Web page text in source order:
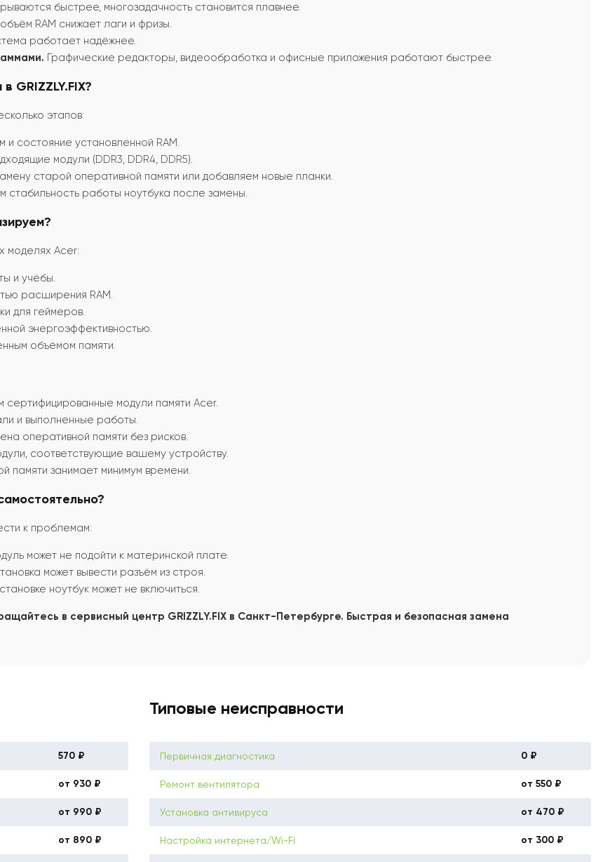
быстрее, многозадачность становится плавнее.
RAM снижает лаги и фризы.
работает надёжнее.
Графические редакторы, видеообработка и офисные приложения работают быстрее.
GRIZZLY.FIX?
этапов:
состояние установленной RAM.
модули (DDR3, DDR4, DDR5).
старой оперативной памяти или добавляем новые планки.
стабильность работы ноутбука после замены.
моделях Acer:
и учёбы.
расширения RAM.
для геймеров.
энергоэффективностью.
объёмом памяти.
сертифицированные модули памяти Acer.
и выполненные работы.
оперативной памяти без рисков.
соответствующие вашему устройству.
памяти занимает минимум времени.
к проблемам:
может не подойти к материнской плате.
может вывести разъём из строя.
ноутбук может не включиться.
в сервисный центр GRIZZLY.FIX в Санкт-Петербурге. Быстрая и безопасная замена
570 ₽
от 930 ₽
от 990 ₽
от 890 ₽
Типовые неисправности
Первичная диагностика 0 ₽
Ремонт вентилятора от 550 ₽
Установка антивируса от 470 ₽
Настройка интернета/Wi-Fi от 300 ₽